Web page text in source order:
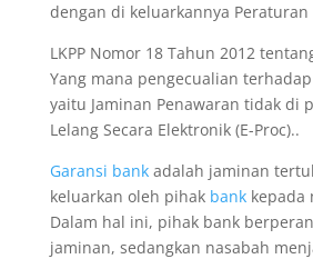
dengan di keluarkannya Peraturan
LKPP Nomor 18 Tahun 2012
Yang mana pengecualian
yaitu Jaminan Penawaran tidak di
Lelang Secara Elektronik (E-Proc)..
Garansi bankadalah jaminan
keluarkan oleh pihakbankkepada
Dalam hal ini, pihak bank
jaminan, sedangkan nasabah